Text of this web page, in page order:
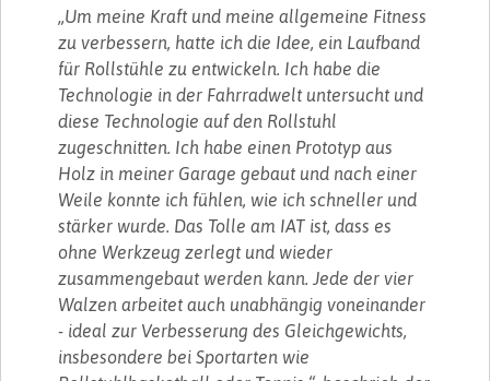
„Um meine Kraft und meine allgemeine Fitness
zu verbessern, hatte ich die Idee, ein Laufband
für Rollstühle zu entwickeln. Ich habe die
Technologie in der Fahrradwelt untersucht und
diese Technologie auf den Rollstuhl
zugeschnitten. Ich habe einen Prototyp aus
Holz in meiner Garage gebaut und nach einer
Weile konnte ich fühlen, wie ich schneller und
stärker wurde. Das Tolle am IAT ist, dass es
ohne Werkzeug zerlegt und wieder
zusammengebaut werden kann. Jede der vier
Walzen arbeitet auch unabhängig voneinander
- ideal zur Verbesserung des Gleichgewichts,
insbesondere bei Sportarten wie